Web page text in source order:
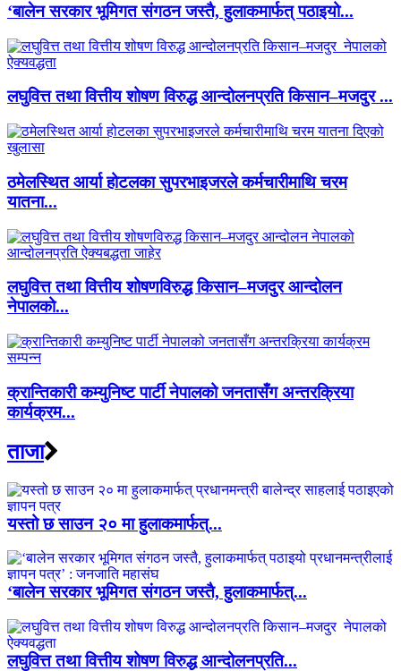
‘बालेन सरकार भूमिगत संगठन जस्तै, हुलाकमार्फत् पठाइयो...
लघुवित्त तथा वित्तीय शोषण विरुद्ध आन्दोलनप्रति किसान–मजदुर ...
ठमेलस्थित आर्या होटलका सुपरभाइजरले कर्मचारीमाथि चरम
यातना...
लघुवित्त तथा वित्तीय शोषणविरुद्ध किसान–मजदुर आन्दोलन
नेपालको...
क्रान्तिकारी कम्युनिष्ट पार्टी नेपालको जनतासँग अन्तरक्रिया
कार्यक्रम...
ताजा
यस्तो छ साउन २० मा हुलाकमार्फत्...
‘बालेन सरकार भूमिगत संगठन जस्तै, हुलाकमार्फत्...
लघुवित्त तथा वित्तीय शोषण विरुद्ध आन्दोलनप्रति...